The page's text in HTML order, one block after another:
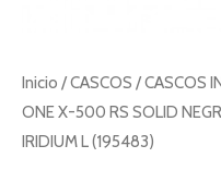
Inicio /CASCOS /CASCOS
ONE X-500 RS SOLID
IRIDIUM L (195483)